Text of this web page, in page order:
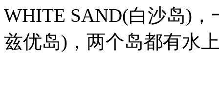
WHITE SAND(白沙岛)，
兹优岛)，两个岛都有水